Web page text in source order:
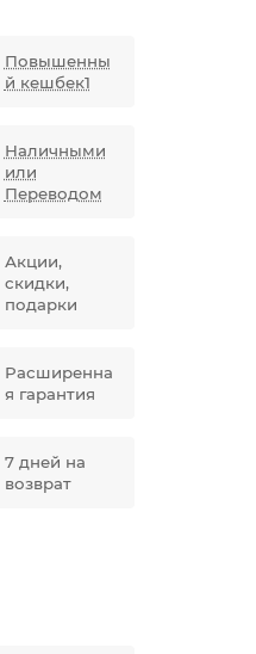
Повышенны
й кешбек1
Наличными
или
Переводом
Акции,
скидки,
подарки
Расширенна
я гарантия
7 дней на
возврат